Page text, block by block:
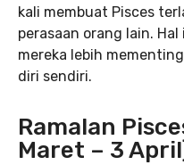
kali membuat Pisces
perasaan orang lain.
mereka lebih
diri sendiri.
Ramalan
Maret – 3